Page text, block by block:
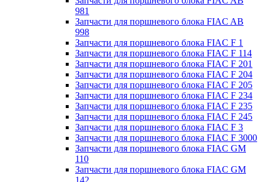
981
Запчасти для поршневого блока FIAC AB
998
Запчасти для поршневого блока FIAC F 1
Запчасти для поршневого блока FIAC F 114
Запчасти для поршневого блока FIAC F 201
Запчасти для поршневого блока FIAC F 204
Запчасти для поршневого блока FIAC F 205
Запчасти для поршневого блока FIAC F 234
Запчасти для поршневого блока FIAC F 235
Запчасти для поршневого блока FIAC F 245
Запчасти для поршневого блока FIAC F 3
Запчасти для поршневого блока FIAC F 3000
Запчасти для поршневого блока FIAC GM
110
Запчасти для поршневого блока FIAC GM
142